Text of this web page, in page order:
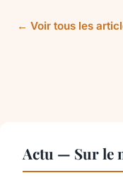
← Voir tous les
Actu — Sur le